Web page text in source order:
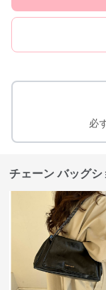
必
チェーン バッグ